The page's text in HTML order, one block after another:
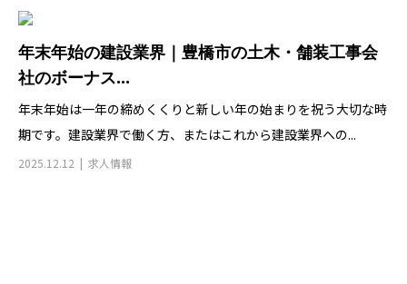
年末年始の建設業界｜豊橋市の土木・舗装工事会
社のボーナス...
年末年始は一年の締めくくりと新しい年の始まりを祝う大切な時
期です。建設業界で働く方、またはこれから建設業界への...
2025.12.12 求人情報